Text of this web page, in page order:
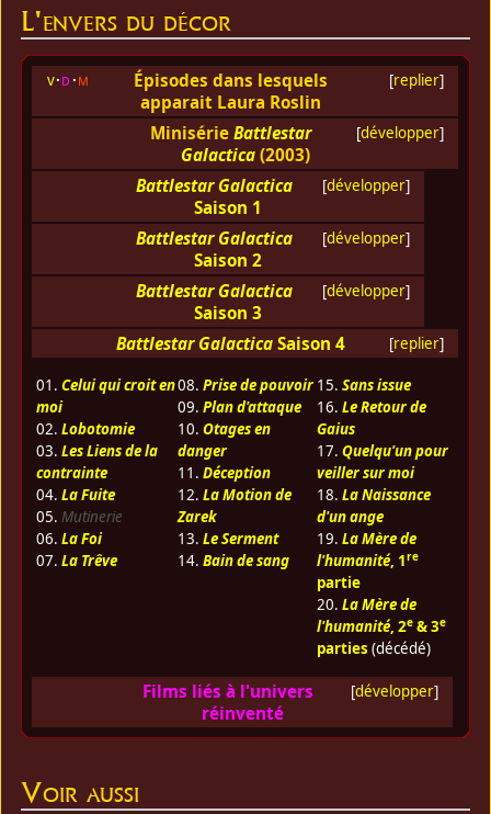
L'envers du décor
[replier]
v d m
Épisodes dans lesquels
apparait Laura Roslin
[développer]
MinisérieBattlestar
Galactica(2003)
[développer]
Battlestar Galactica
Saison 1
[développer]
Battlestar Galactica
Saison 2
[développer]
Battlestar Galactica
Saison 3
[replier]
Battlestar Galactica Saison 4
01. Celui qui croit en
moi
02. Lobotomie
03. Les Liens de la
contrainte
04. La Fuite
05. Mutinerie
06. La Foi
07. La Trêve
08. Prise de pouvoir
09. Plan d'attaque
10. Otages en
danger
11. Déception
12. La Motion de
Zarek
13. Le Serment
14. Bain de sang
15. Sans issue
16. Le Retour de
Gaius
17. Quelqu'un pour
veiller sur moi
18. La Naissance
d'un ange
19. La Mère de
l'humanité, 1re
partie
20. La Mère de
l'humanité, 2e& 3e
parties (décédé)
[développer]
Films liés à l'univers
réinventé
Voir aussi